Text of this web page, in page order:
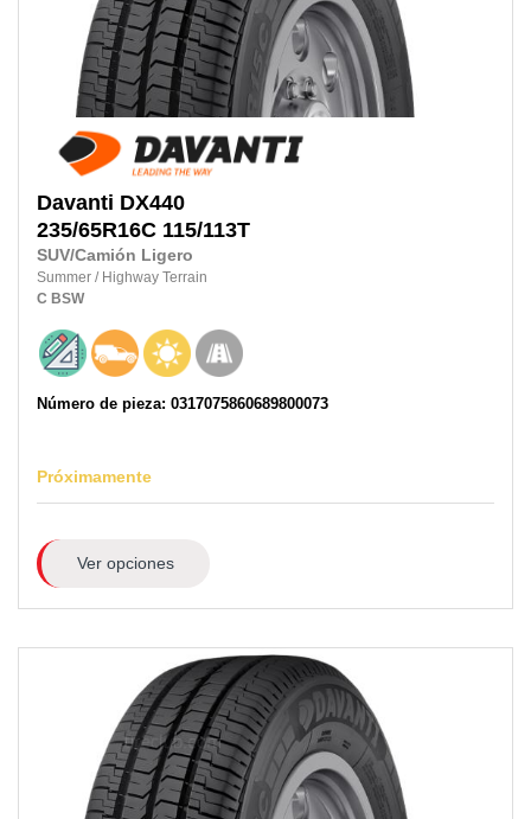
Davanti DX440
235/65R16C 115/113T
SUV/Camión Ligero
Summer / Highway Terrain
C BSW
Número de pieza: 0317075860689800073
Próximamente
Ver opciones